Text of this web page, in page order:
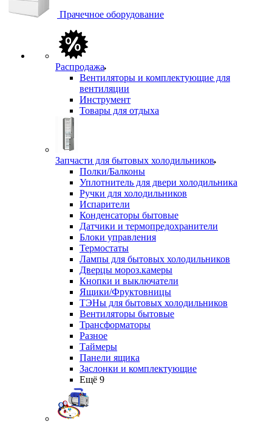
Прачечное оборудование
Распродажа
Вентиляторы и комплектующие для
вентиляции
Инструмент
Товары для отдыха
Запчасти для бытовых холодильников
Полки/Балконы
Уплотнитель для двери холодильника
Ручки для холодильников
Испарители
Конденсаторы бытовые
Датчики и термопредохранители
Блоки управления
Термостаты
Лампы для бытовых холодильников
Дверцы мороз.камеры
Кнопки и выключатели
Ящики/Фруктовницы
ТЭНы для бытовых холодильников
Вентиляторы бытовые
Трансформаторы
Разное
Таймеры
Панели ящика
Заслонки и комплектующие
Ещё 9